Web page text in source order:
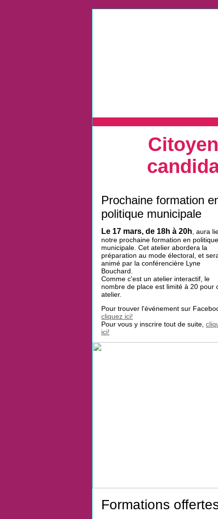
Prochaine formation
politique municipale
Le 17 mars, de 18h à 20h , aura
notre prochaine formation en politique
municipale. Cet atelier abordera la
préparation au mode électoral, et
animé par la conférencière Lyne
Bouchard.
Comme c'est un atelier interactif, le
nombre de place est limité à 20 pour
atelier.
Pour trouver l'événement sur
cliquez ici!
Pour vous y inscrire tout de suite,
ici!
Formations